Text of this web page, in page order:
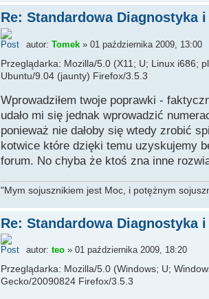
Re: Standardowa Diagnostyka
autor: Tomek » 01 października 2009, 13:00
Przeglądarka: Mozilla/5.0 (X11; U; Linux i686;
Ubuntu/9.04 (jaunty) Firefox/3.5.3
Wprowadziłem twoje poprawki -
udało mi się jednak wprowadzić
ponieważ nie dałoby się wtedy zrobić
kotwice kŧóre dzięki temu uzyskujemy
forum. No chyba że ktoś zna inne
"Mym sojusznikiem jest Moc, i potężnym
Re: Standardowa Diagnostyka
autor: teo » 01 października 2009, 18:20
Przeglądarka: Mozilla/5.0 (Windows; U;
Gecko/20090824 Firefox/3.5.3